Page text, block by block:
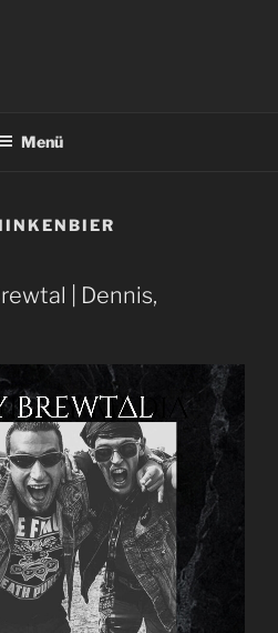
Menü
| Dennis,